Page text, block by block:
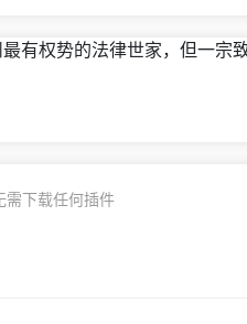
有权势的法律世家，但一宗
需下载任何插件